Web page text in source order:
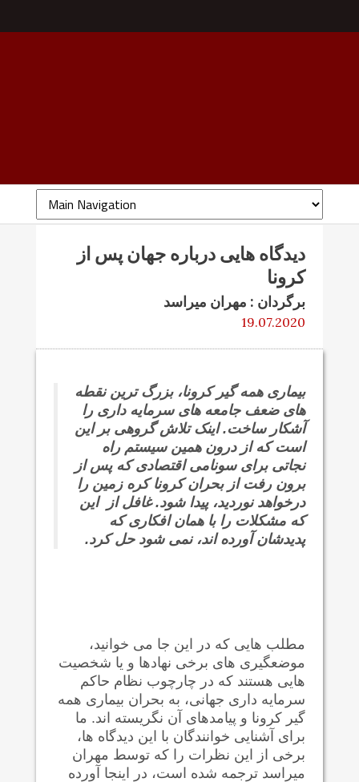
دیدگاه هایی درباره جهان پس از
کرونا
برگردان : مهران میراسد
19.07.2020
بیماری همه گیر کرونا، بزرگ ترین نقطه
های ضعف جامعه های سرمایه داری را
آشکار ساخت. اینک تلاش گروهی بر این
است که از درون همین سیستم راه
نجاتی برای سونامی اقتصادی که پس از
برون رفت از بحران کرونا کره زمین را
درخواهد نوردید، پیدا شود. غافل از این
که مشکلات را با همان افکاری که
پدیدشان آورده اند، نمی شود حل کرد.
مطلب هایی که در این جا می خوانید،
موضعگیری های برخی نهادها و یا شخصیت
هایی هستند که در چارچوب نظام حاکم
سرمایه داری جهانی، به بحران بیماری همه
گیر کرونا و پیامدهای آن نگریسته اند. ما
برای آشنایی خوانندگان با این دیدگاه ها،
برخی از این نظرات را که توسط مهران
میراسد ترجمه شده است، در اینجا آورده